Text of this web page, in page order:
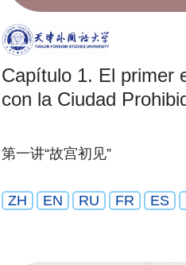
Capítulo 1. El primer
con la Ciudad
第一讲“故宫初见”
ZH EN RU FR ES